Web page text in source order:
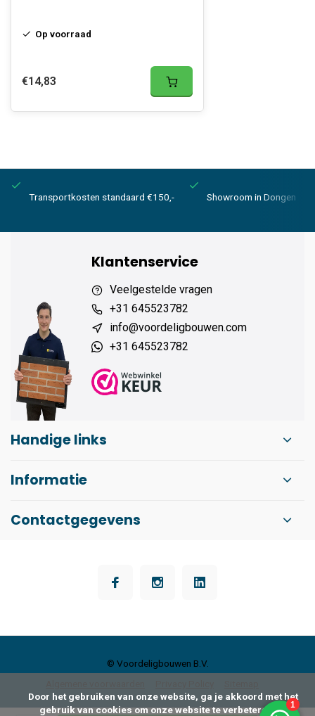
Op voorraad
€14,83
Transportkosten standaard €150,- Showroom in Dongen
Klantenservice
Veelgestelde vragen
+31 645523782
info@voordeligbouwen.com
+31 645523782
Handige links
Informatie
Contactgegevens
© Voordeligbouwen B.V.
gebruik van cookies om onze website te verbeteren.